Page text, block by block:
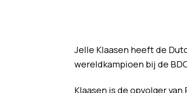
Jelle Klaasen heeft de
wereldkampioen bij de
Klaasen is de opvolger